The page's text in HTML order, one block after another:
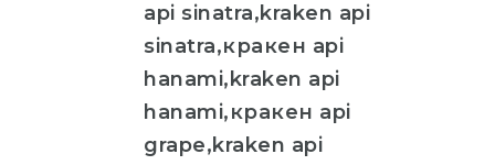
api sinatra,kraken api
sinatra,кракен api
hanami,kraken api
hanami,кракен api
grape,kraken api